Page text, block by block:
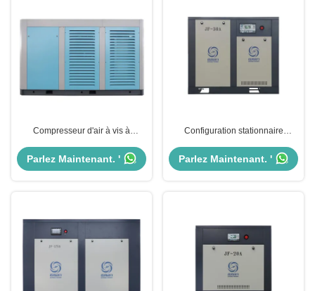
Compresseur d'air à vis à
à étage unique 315kw 430HP
Parlez Maintenant. '
Configuration stationnaire
directe à faible bruit
Parlez Maintenant. '